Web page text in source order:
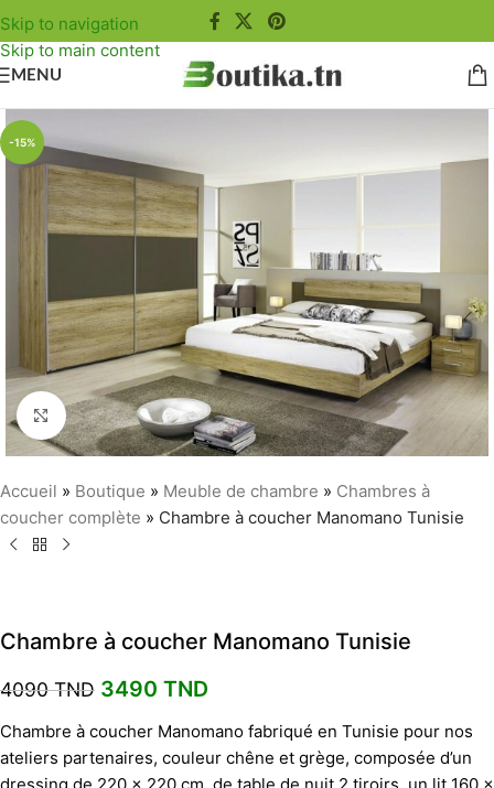
Skip to navigation
Skip to main content
MENU
-15%
Agrandir
Accueil » Boutique » Meuble de chambre » Chambres à
coucher complète » Chambre à coucher Manomano Tunisie
Chambre à coucher Manomano Tunisie
4090TND 3490 TND
Chambre à coucher Manomano fabriqué en Tunisie pour nos
ateliers partenaires, couleur chêne et grège, composée d’un